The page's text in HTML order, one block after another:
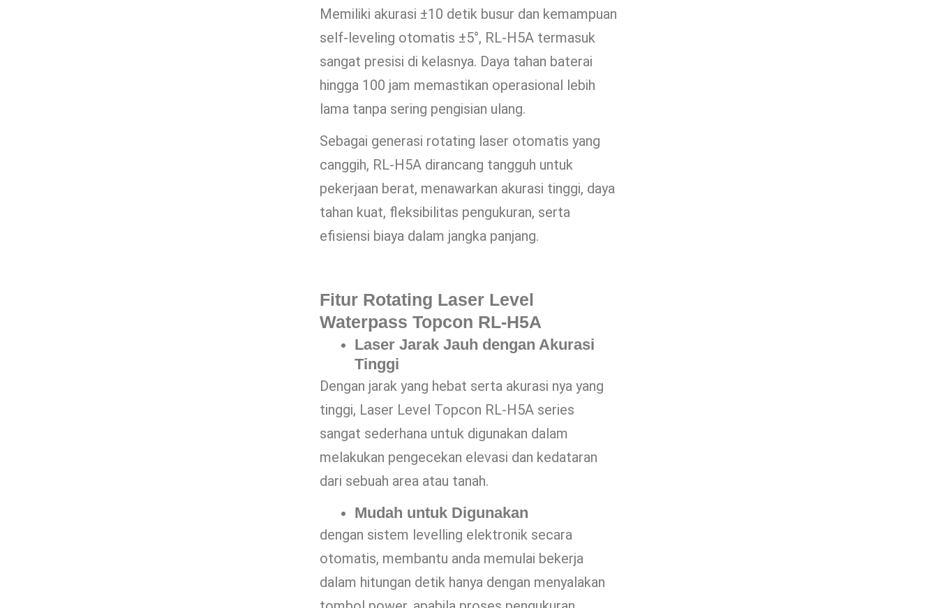
Memiliki akurasi ±10 detik busur dan kemampuan
self-leveling otomatis ±5°, RL-H5A termasuk
sangat presisi di kelasnya. Daya tahan baterai
hingga 100 jam memastikan operasional lebih
lama tanpa sering pengisian ulang.
Sebagai generasi rotating laser otomatis yang
canggih, RL-H5A dirancang tangguh untuk
pekerjaan berat, menawarkan akurasi tinggi, daya
tahan kuat, fleksibilitas pengukuran, serta
efisiensi biaya dalam jangka panjang.
Fitur Rotating Laser Level
Waterpass Topcon RL-H5A
Laser Jarak Jauh dengan Akurasi
Tinggi
Dengan jarak yang hebat serta akurasi nya yang
tinggi, Laser Level Topcon RL-H5A series
sangat sederhana untuk digunakan dalam
melakukan pengecekan elevasi dan kedataran
dari sebuah area atau tanah.
Mudah untuk Digunakan
dengan sistem levelling elektronik secara
otomatis, membantu anda memulai bekerja
dalam hitungan detik hanya dengan menyalakan